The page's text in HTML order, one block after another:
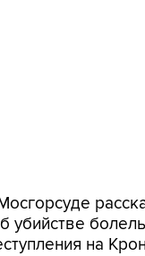
убийстве
на